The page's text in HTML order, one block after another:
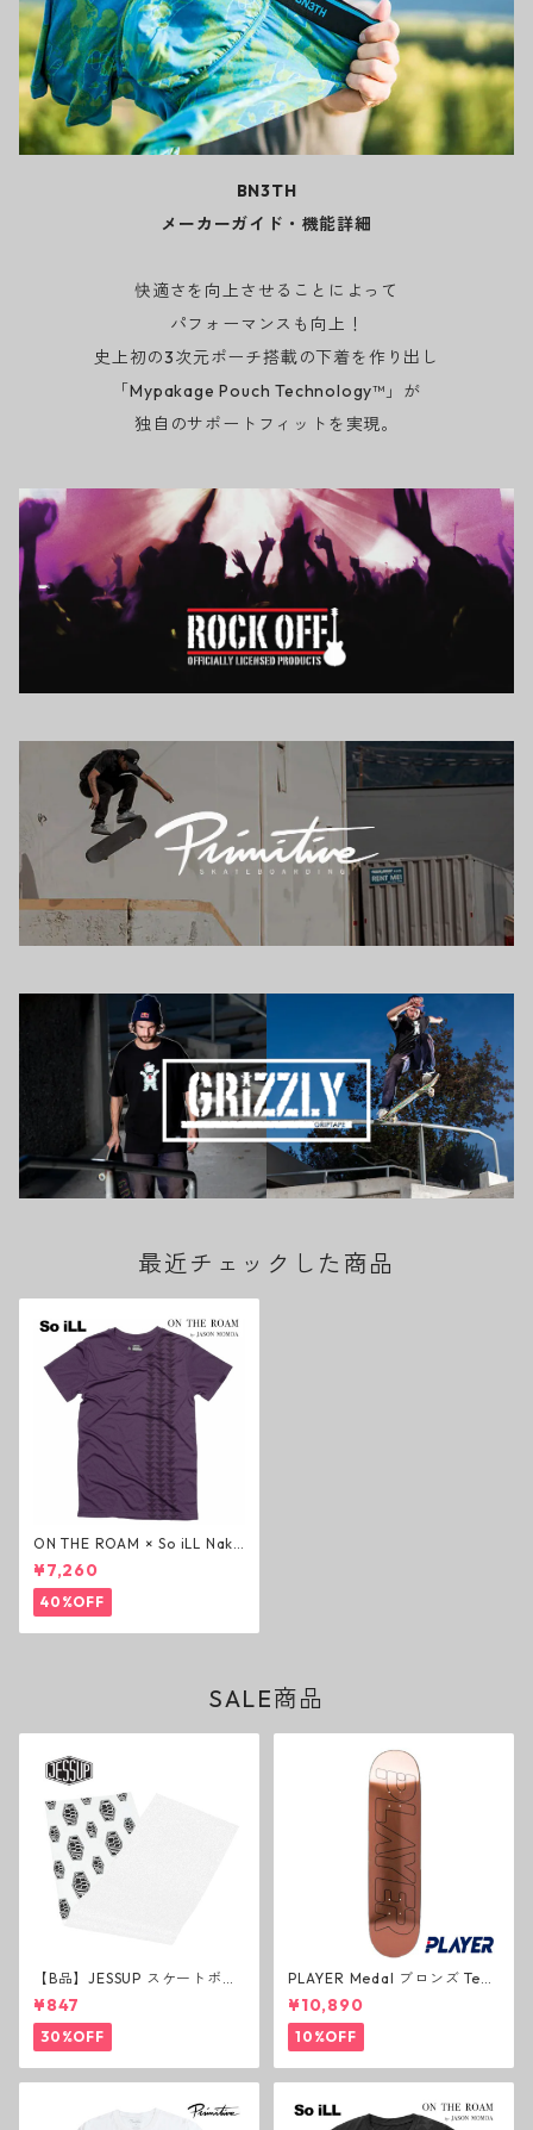
BN3TH
メーカーガイド・機能詳細
快適さを向上させることによって
パフォーマンスも向上！
史上初の3次元ポーチ搭載の下着を作り出し
「Mypakage Pouch Technology™」が
独自のサポートフィットを実現。
最近チェックした商品
ON THE ROAM × So iLL Nako
a Tee Tシャツ ユニティパープ
ル オンザローム ジェイソンモ
モア OTR ビンテージ加工
¥7,260
40%OFF
SALE商品
【B品】JESSUP スケートボー
ド グリップテープ ウルトラグ
リップ ホワイト デッキテープ
ジェスアップ ジェサップ
¥847
30%OFF
PLAYER Medal ブロンズ Tea
m Deck P3 スケートボードデ
ッキ プレイヤー メダル
¥10,890
10%OFF